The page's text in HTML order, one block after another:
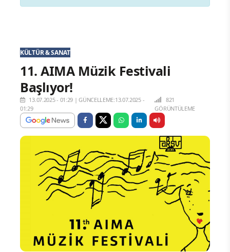
KÜLTÜR & SANAT
11. AIMA Müzik Festivali
Başlıyor!
13.07.2025 - 01:29 |GÜNCELLEME:13.07.2025 -
01:29
821
GÖRÜNTÜLEME